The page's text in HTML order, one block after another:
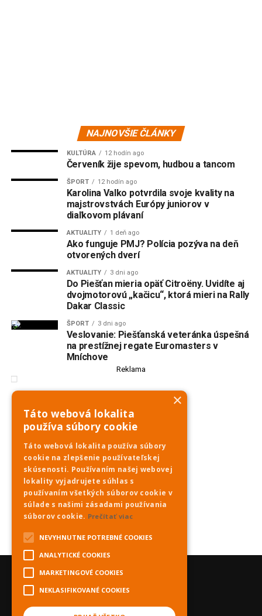
NAJNOVŠIE ČLÁNKY
KULTÚRA 12 hodín ago
Červeník žije spevom, hudbou a tancom
ŠPORT 12 hodín ago
Karolina Valko potvrdila svoje kvality na
majstrovstvách Európy juniorov v
diaľkovom plávaní
AKTUALITY 1 deň ago
Ako funguje PMJ? Polícia pozýva na deň
otvorených dverí
AKTUALITY 3 dni ago
Do Piešťan mieria opäť Citroëny. Uvidíte aj
dvojmotorovú „kačicu“, ktorá mieri na Rally
Dakar Classic
ŠPORT 3 dni ago
Veslovanie: Piešťanská veteránka úspešná
na prestížnej regate Euromasters v
Mníchove
Reklama
×
Táto webová lokalita
používa súbory cookie
Táto webová lokalita používa súbory
cookie na zlepšenie používateľskej
skúsenosti. Používaním našej webovej
lokality vyjadrujete súhlas s
používaním všetkých súborov cookie v
súlade s našimi zásadami používania
súborov cookie. Prečítať viac
NEVYHNUTNE POTREBNÉ COOKIES
ANALYTICKÉ COOKIES
MARKETINGOVÉ COOKIES
NEKLASIFIKOVANÉ COOKIES